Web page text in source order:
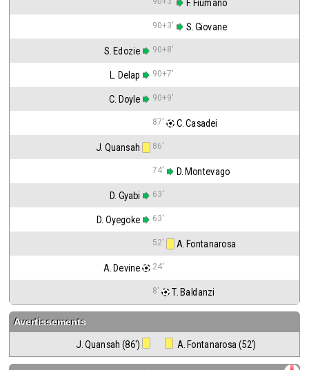
F. Fiumanò
90+3' S. Giovane
S. Edozie 90+8'
L. Delap 90+7'
C. Doyle 90+9'
87' C. Casadei
J. Quansah 86'
74' D. Montevago
D. Gyabi 63'
D. Oyegoke 63'
52' A. Fontanarosa
A. Devine 24'
8' T. Baldanzi
Avertissements
J. Quansah (86') A. Fontanarosa (52')